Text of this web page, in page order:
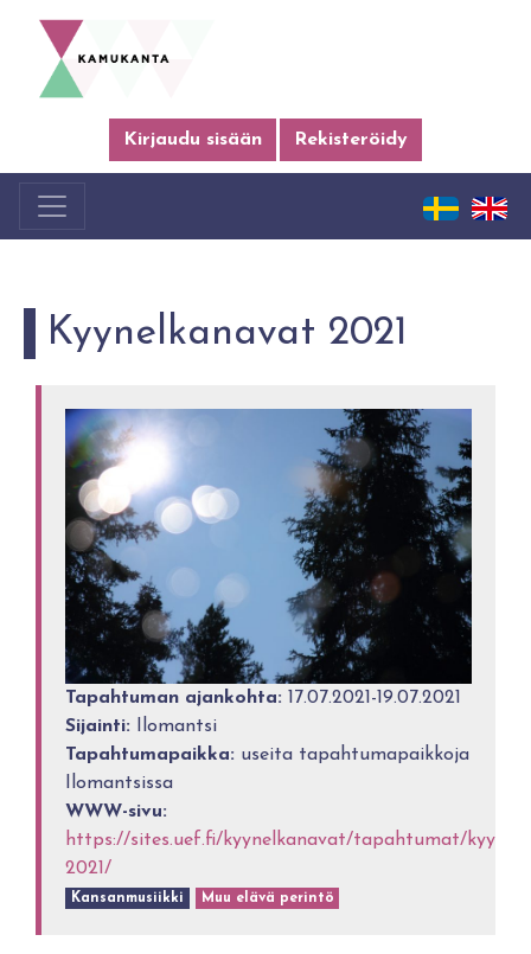
Kirjaudu sisään Rekisteröidy
Kyynelkanavat 2021
Tapahtuman ajankohta: 17.07.2021-19.07.2021
Sijainti: Ilomantsi
Tapahtumapaikka: useita tapahtumapaikkoja
Ilomantsissa
WWW-sivu:
https://sites.uef.fi/kyynelkanavat/tapahtumat/
2021/
Kansanmusiikki Muu elävä perintö